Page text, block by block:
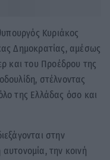
Κυριάκος
Δημοκρατίας, αμέσως
και του Προέδρου της
στέλνοντας
της Ελλάδας όσο και
στην
την κοινή